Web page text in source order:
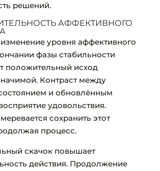
решений.
АФФЕКТИВНОГО
уровня аффективного
фазы стабильности
положительный исход
Контраст между
и обновлённым
удовольствия.
сохранить этот
процесс.
скачок повышает
действия. Продолжение